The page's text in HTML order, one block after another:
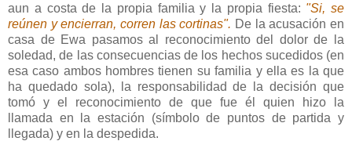
aun a costa de la propia familia y la propia fiesta: "Si, se
reúnen y encierran, corren las cortinas". De la acusación en
casa de Ewa pasamos al reconocimiento del dolor de la
soledad, de las consecuencias de los hechos sucedidos (en
esa caso ambos hombres tienen su familia y ella es la que
ha quedado sola), la responsabilidad de la decisión que
tomó y el reconocimiento de que fue él quien hizo la
llamada en la estación (símbolo de puntos de partida y
llegada) y en la despedida.